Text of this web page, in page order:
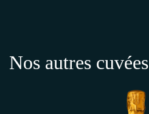
Nos autres cuvées